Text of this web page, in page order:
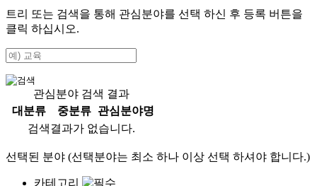
트리 또는 검색을 통해 관심분야를 선택 하신 후 등록 버튼을
클릭 하십시오.
관심분야 검색 결과
대분류
중분류
관심분야명
검색결과가 없습니다.
선택된 분야 (선택분야는 최소 하나 이상 선택 하셔야 합니다.)
카테고리